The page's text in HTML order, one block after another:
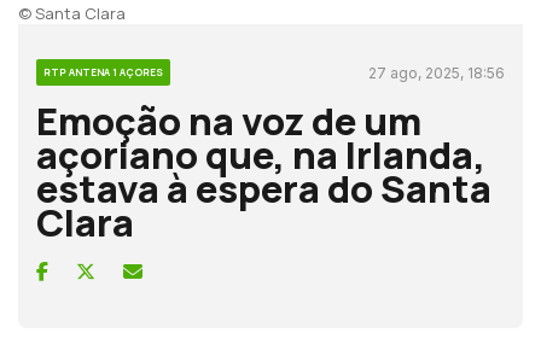
© Santa Clara
RTP ANTENA 1 AÇORES 27 ago, 2025, 18:56
Emoção na voz de um
açoriano que, na Irlanda,
estava à espera do Santa
Clara